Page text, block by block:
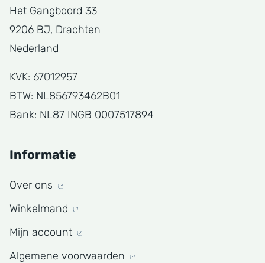
Het Gangboord 33
9206 BJ, Drachten
Nederland
KVK: 67012957
BTW: NL856793462B01
Bank: NL87 INGB 0007517894
Informatie
Over ons
Winkelmand
Mijn account
Algemene voorwaarden